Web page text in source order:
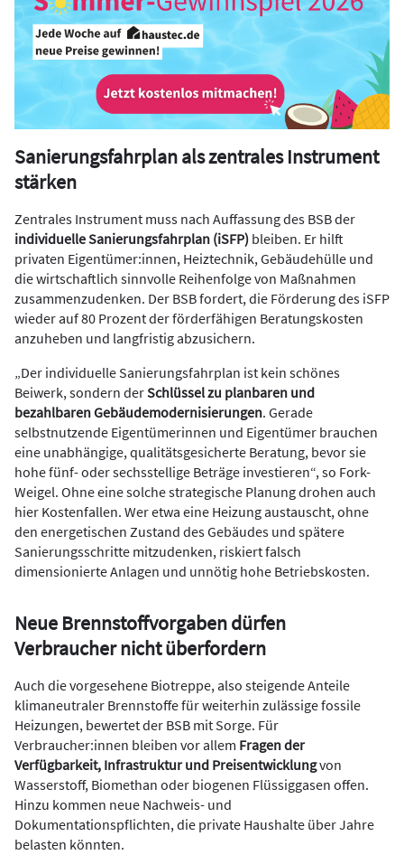
Sanierungsfahrplan als zentrales Instrument
stärken
Zentrales Instrument muss nach Auffassung des BSB der
individuelle Sanierungsfahrplan (iSFP) bleiben. Er hilft
privaten Eigentümer:innen, Heiztechnik, Gebäudehülle und
die wirtschaftlich sinnvolle Reihenfolge von Maßnahmen
zusammenzudenken. Der BSB fordert, die Förderung des iSFP
wieder auf 80 Prozent der förderfähigen Beratungskosten
anzuheben und langfristig abzusichern.
„Der individuelle Sanierungsfahrplan ist kein schönes
Beiwerk, sondern derSchlüssel zu planbaren und
bezahlbaren Gebäudemodernisierungen. Gerade
selbstnutzende Eigentümerinnen und Eigentümer brauchen
eine unabhängige, qualitätsgesicherte Beratung, bevor sie
hohe fünf- oder sechsstellige Beträge investieren“, so Fork-
Weigel. Ohne eine solche strategische Planung drohen auch
hier Kostenfallen. Wer etwa eine Heizung austauscht, ohne
den energetischen Zustand des Gebäudes und spätere
Sanierungsschritte mitzudenken, riskiert falsch
dimensionierte Anlagen und unnötig hohe Betriebskosten.
Neue Brennstoffvorgaben dürfen
Verbraucher nicht überfordern
Auch die vorgesehene Biotreppe, also steigende Anteile
klimaneutraler Brennstoffe für weiterhin zulässige fossile
Heizungen, bewertet der BSB mit Sorge. Für
Verbraucher:innen bleiben vor allem Fragen der
Verfügbarkeit, Infrastruktur und Preisentwicklungvon
Wasserstoff, Biomethan oder biogenen Flüssiggasen offen.
Hinzu kommen neue Nachweis- und
Dokumentationspflichten, die private Haushalte über Jahre
belasten könnten.